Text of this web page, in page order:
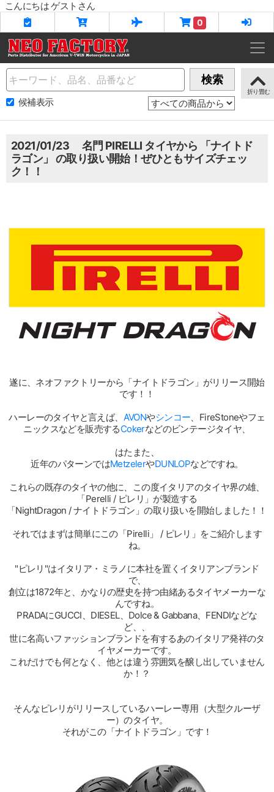
こんにちは ゲストさん
0
Name 検索
候補表示
2021/01/23 名門 PIRELLI タイヤから 「ナイトド
ラゴン」 の取り扱い開始！ぜひともサイズチェッ
ク！！
遂に、ネオファクトリーから「ナイトドラゴン」がリリース開始
です！！
ハーレーのタイヤと言えば、 AVONやシンコー、FireStoneやフェ
ニックスなどを販売するCokerなどのビンテージタイヤ、
はたまた、
近年のパターンではMetzelerやDUNLOPなどですね。
これらの既存のタイヤの他に、この度イタリアのタイヤ界の雄、
「Perelli / ピレリ」が製造する
「NightDragon / ナイトドラゴン」の取り扱いを開始しました！！
それではまずは簡単にこの「Pirelli」 / ピレリ」をご紹介します
ね。
"ピレリ"はイタリア・ミラノに本社を置くイタリアンブランド
で、
創立は1872年と、かなりの歴史を持つ由緒あるタイヤメーカーな
んですね。
PRADAにGUCCI、DIESEL、Dolce & Gabbana、FENDIなどな
ど、、
世に名高いファッションブランドを有するあのイタリア発祥のタ
イヤメーカーです。
これだけでも何となく、他とは違う雰囲気を醸し出していません
か！？
そんなピレリがリリースしているハーレー専用（大型クルーザ
ー）のタイヤ。
それがこの「ナイトドラゴン」です！